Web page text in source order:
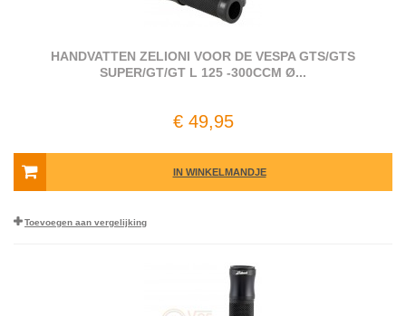
HANDVATTEN ZELIONI VOOR DE VESPA GTS/GTS
SUPER/GT/GT L 125 -300CCM Ø...
€ 49,95
IN WINKELMANDJE
Toevoegen aan vergelijking